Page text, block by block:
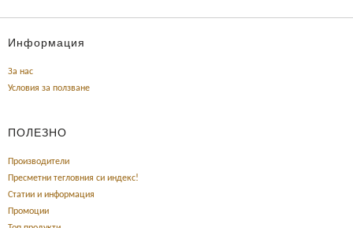
Информация
За нас
Условия за ползване
ПОЛЕЗНО
Производители
Пресметни тегловния си индекс!
Статии и информация
Промоции